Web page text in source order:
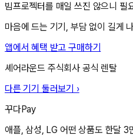
빔프로젝터를 매일 쓰진 않으니
마음에 드는 기기, 부담 없이 길게
앱에서 혜택 받고 구매하기
셰어라운드 주식회사 공식 렌탈
다른 기기 둘러보기 ›
꾸다Pay
애플, 삼성, LG 어떤 상품도 한달 3